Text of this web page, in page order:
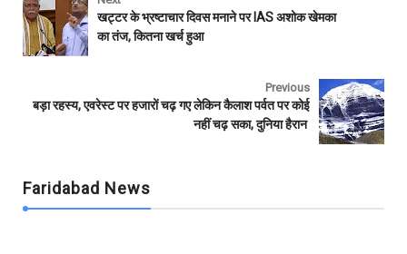
b
o
o
k
t
e
r
s
A
p
l
l
r
e
खट्टर के भ्रष्टाचार दिवस मनाने पर IAS अशोक खेमका
का तंज, कितना खर्च हुआ
Previous
बड़ा रहस्य, एवरेस्ट पर हजारों चढ़ गए लेकिन कैलाश पर्वत पर कोई
नहीं चढ़ सका, दुनिया हैरान
Faridabad News